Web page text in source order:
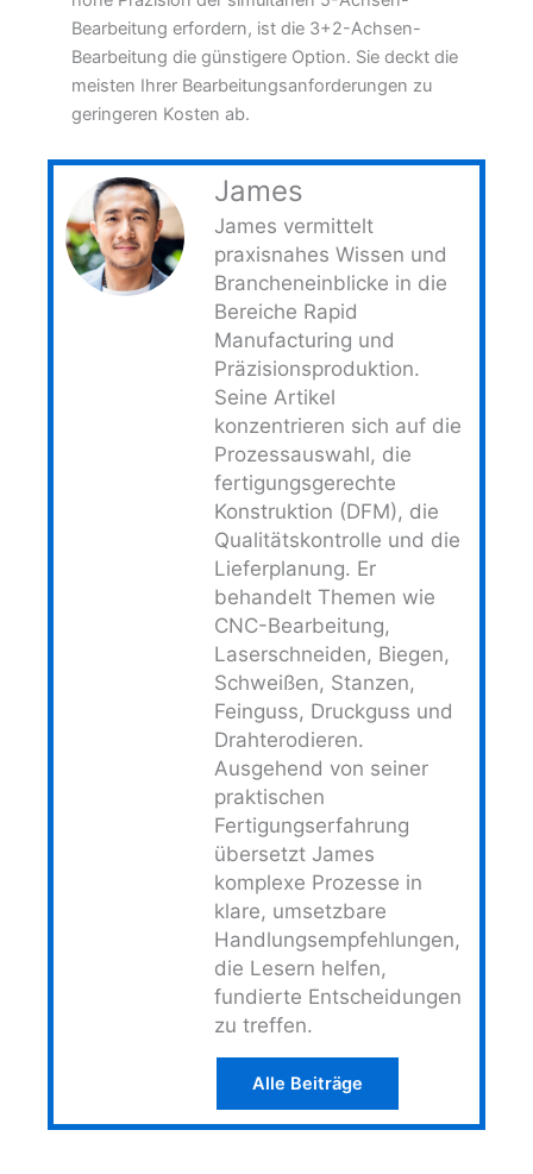
Bearbeitung erfordern, ist die 3+2-Achsen-
Bearbeitung die günstigere Option. Sie deckt die
meisten Ihrer Bearbeitungsanforderungen zu
geringeren Kosten ab.
James
James vermittelt
praxisnahes Wissen und
Brancheneinblicke in die
Bereiche Rapid
Manufacturing und
Präzisionsproduktion.
Seine Artikel
konzentrieren sich auf die
Prozessauswahl, die
fertigungsgerechte
Konstruktion (DFM), die
Qualitätskontrolle und die
Lieferplanung. Er
behandelt Themen wie
CNC-Bearbeitung,
Laserschneiden, Biegen,
Schweißen, Stanzen,
Feinguss, Druckguss und
Drahterodieren.
Ausgehend von seiner
praktischen
Fertigungserfahrung
übersetzt James
komplexe Prozesse in
klare, umsetzbare
Handlungsempfehlungen,
die Lesern helfen,
fundierte Entscheidungen
zu treffen.
Alle Beiträge